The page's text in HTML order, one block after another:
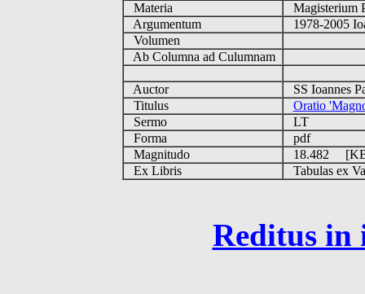
Materia
Magisterium
Argumentum
1978-2005
Volumen
Ab Columna ad Culumnam
Auctor
SS Ioannes
Titulus
Oratio
Sermo
LT
Forma
pdf
Magnitudo
18.482
Ex Libris
Tabulas ex
Reditus in